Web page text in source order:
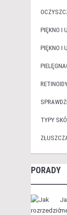
PIĘKNO I
PIĘKNO I
TYPY
PORADY